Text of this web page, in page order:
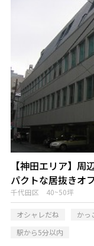
【神田エリア】
パクトな居抜きオ
千代田区 40~50坪
オシャレだね かっ
駅から5分以内